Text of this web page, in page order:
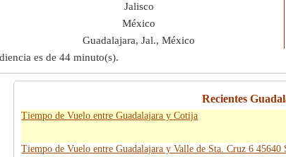
Jalisco
México
Guadalajara, Jal., México
es de 44 minuto(s).
Recientes
Tiempo de Vuelo entre Guadalajara y Cotija
Tiempo de Vuelo entre Guadalajara y Valle de Sta. Cruz 6 45640